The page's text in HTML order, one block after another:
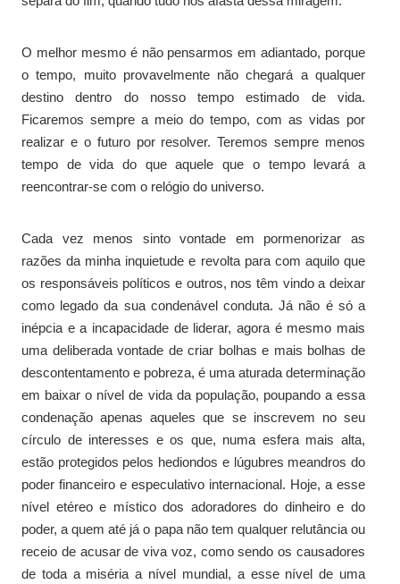
O melhor mesmo é não pensarmos em adiantado, porque
o tempo, muito provavelmente não chegará a qualquer
destino dentro do nosso tempo estimado de vida.
Ficaremos sempre a meio do tempo, com as vidas por
realizar e o futuro por resolver. Teremos sempre menos
tempo de vida do que aquele que o tempo levará a
reencontrar-se com o relógio do universo.
Cada vez menos sinto vontade em pormenorizar as
razões da minha inquietude e revolta para com aquilo que
os responsáveis políticos e outros, nos têm vindo a deixar
como legado da sua condenável conduta. Já não é só a
inépcia e a incapacidade de liderar, agora é mesmo mais
uma deliberada vontade de criar bolhas e mais bolhas de
descontentamento e pobreza, é uma aturada determinação
em baixar o nível de vida da população, poupando a essa
condenação apenas aqueles que se inscrevem no seu
círculo de interesses e os que, numa esfera mais alta,
estão protegidos pelos hediondos e lúgubres meandros do
poder financeiro e especulativo internacional. Hoje, a esse
nível etéreo e místico dos adoradores do dinheiro e do
poder, a quem até já o papa não tem qualquer relutância ou
receio de acusar de viva voz, como sendo os causadores
de toda a miséria a nível mundial, a esse nível de uma